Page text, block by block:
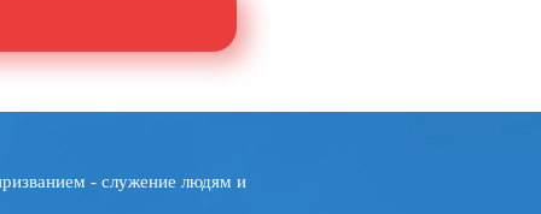
- служение людям и